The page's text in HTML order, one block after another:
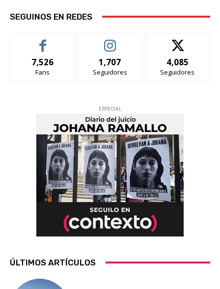
SEGUINOS EN REDES
7,526
Fans
1,707
Seguidores
4,085
Seguidores
ESPECIAL
ÚLTIMOS ARTÍCULOS